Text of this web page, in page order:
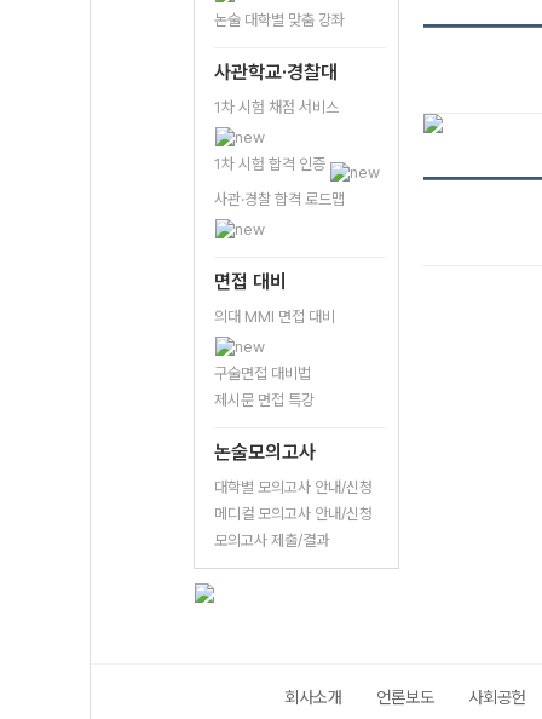
논술 대학별 맞춤 강좌
사관학교·경찰대
1차 시험 채점 서비스
1차 시험 합격 인증
사관·경찰 합격 로드맵
면접 대비
의대 MMI 면접 대비
구술면접 대비법
제시문 면접 특강
논술모의고사
대학별 모의고사 안내/신청
메디컬 모의고사 안내/신청
모의고사 제출/결과
회사소개 언론보도 사회공헌